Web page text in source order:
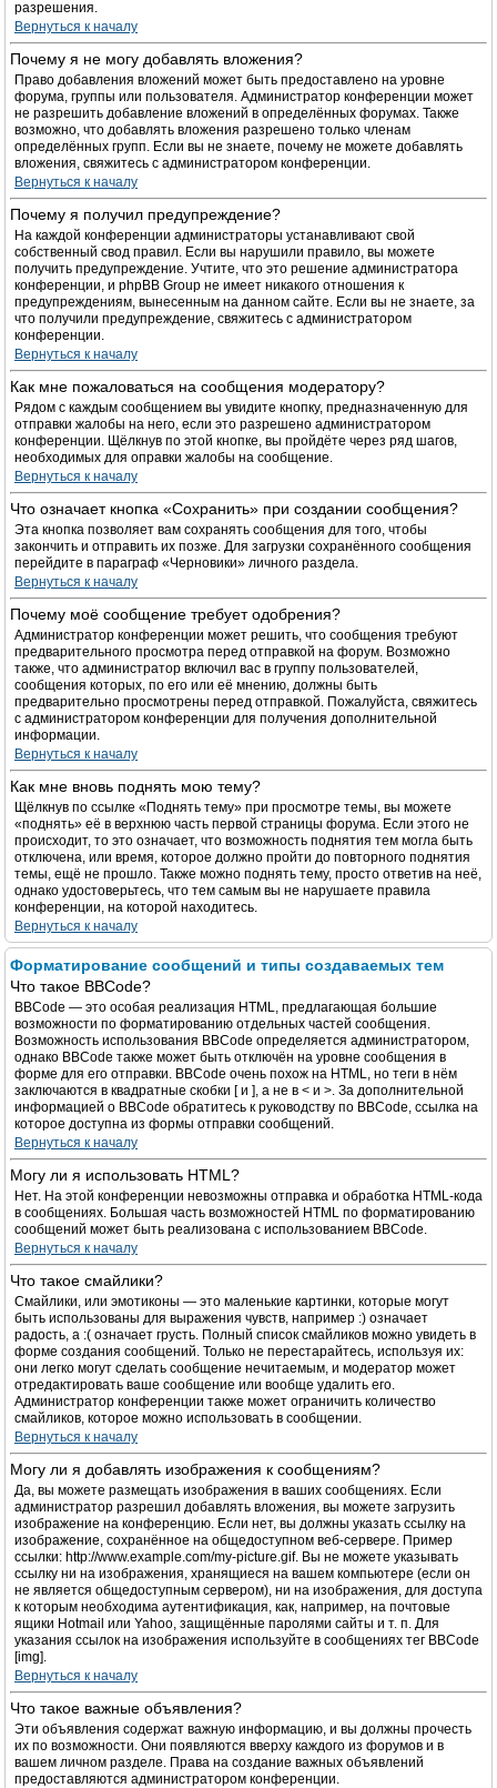
разрешения.
Вернуться к началу
Почему я не могу добавлять вложения?
Право добавления вложений может быть предоставлено на уровне
форума, группы или пользователя. Администратор конференции может
не разрешить добавление вложений в определённых форумах. Также
возможно, что добавлять вложения разрешено только членам
определённых групп. Если вы не знаете, почему не можете добавлять
вложения, свяжитесь с администратором конференции.
Вернуться к началу
Почему я получил предупреждение?
На каждой конференции администраторы устанавливают свой
собственный свод правил. Если вы нарушили правило, вы можете
получить предупреждение. Учтите, что это решение администратора
конференции, и phpBB Group не имеет никакого отношения к
предупреждениям, вынесенным на данном сайте. Если вы не знаете, за
что получили предупреждение, свяжитесь с администратором
конференции.
Вернуться к началу
Как мне пожаловаться на сообщения модератору?
Рядом с каждым сообщением вы увидите кнопку, предназначенную для
отправки жалобы на него, если это разрешено администратором
конференции. Щёлкнув по этой кнопке, вы пройдёте через ряд шагов,
необходимых для оправки жалобы на сообщение.
Вернуться к началу
Что означает кнопка «Сохранить» при создании сообщения?
Эта кнопка позволяет вам сохранять сообщения для того, чтобы
закончить и отправить их позже. Для загрузки сохранённого сообщения
перейдите в параграф «Черновики» личного раздела.
Вернуться к началу
Почему моё сообщение требует одобрения?
Администратор конференции может решить, что сообщения требуют
предварительного просмотра перед отправкой на форум. Возможно
также, что администратор включил вас в группу пользователей,
сообщения которых, по его или её мнению, должны быть
предварительно просмотрены перед отправкой. Пожалуйста, свяжитесь
с администратором конференции для получения дополнительной
информации.
Вернуться к началу
Как мне вновь поднять мою тему?
Щёлкнув по ссылке «Поднять тему» при просмотре темы, вы можете
«поднять» её в верхнюю часть первой страницы форума. Если этого не
происходит, то это означает, что возможность поднятия тем могла быть
отключена, или время, которое должно пройти до повторного поднятия
темы, ещё не прошло. Также можно поднять тему, просто ответив на неё,
однако удостоверьтесь, что тем самым вы не нарушаете правила
конференции, на которой находитесь.
Вернуться к началу
Форматирование сообщений и типы создаваемых тем
Что такое BBCode?
BBCode — это особая реализация HTML, предлагающая большие
возможности по форматированию отдельных частей сообщения.
Возможность использования BBCode определяется администратором,
однако BBCode также может быть отключён на уровне сообщения в
форме для его отправки. BBCode очень похож на HTML, но теги в нём
заключаются в квадратные скобки [ и ], а не в < и >. За дополнительной
информацией о BBCode обратитесь к руководству по BBCode, ссылка на
которое доступна из формы отправки сообщений.
Вернуться к началу
Могу ли я использовать HTML?
Нет. На этой конференции невозможны отправка и обработка HTML-кода
в сообщениях. Большая часть возможностей HTML по форматированию
сообщений может быть реализована с использованием BBCode.
Вернуться к началу
Что такое смайлики?
Смайлики, или эмотиконы — это маленькие картинки, которые могут
быть использованы для выражения чувств, например :) означает
радость, а :( означает грусть. Полный список смайликов можно увидеть в
форме создания сообщений. Только не перестарайтесь, используя их:
они легко могут сделать сообщение нечитаемым, и модератор может
отредактировать ваше сообщение или вообще удалить его.
Администратор конференции также может ограничить количество
смайликов, которое можно использовать в сообщении.
Вернуться к началу
Могу ли я добавлять изображения к сообщениям?
Да, вы можете размещать изображения в ваших сообщениях. Если
администратор разрешил добавлять вложения, вы можете загрузить
изображение на конференцию. Если нет, вы должны указать ссылку на
изображение, сохранённое на общедоступном веб-сервере. Пример
ссылки: http://www.example.com/my-picture.gif. Вы не можете указывать
ссылку ни на изображения, хранящиеся на вашем компьютере (если он
не является общедоступным сервером), ни на изображения, для доступа
к которым необходима аутентификация, как, например, на почтовые
ящики Hotmail или Yahoo, защищённые паролями сайты и т. п. Для
указания ссылок на изображения используйте в сообщениях тег BBCode
[img].
Вернуться к началу
Что такое важные объявления?
Эти объявления содержат важную информацию, и вы должны прочесть
их по возможности. Они появляются вверху каждого из форумов и в
вашем личном разделе. Права на создание важных объявлений
предоставляются администратором конференции.